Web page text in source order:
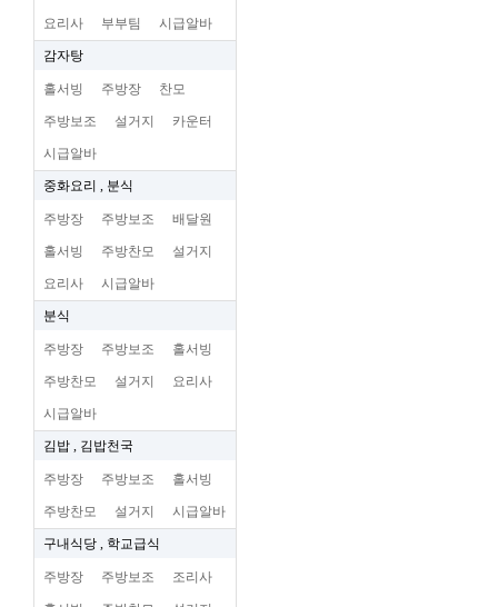
요리사 부부팀 시급알바
감자탕
홀서빙 주방장 찬모
주방보조 설거지 카운터
시급알바
중화요리 , 분식
주방장 주방보조 배달원
홀서빙 주방찬모 설거지
요리사 시급알바
분식
주방장 주방보조 홀서빙
주방찬모 설거지 요리사
시급알바
김밥 , 김밥천국
주방장 주방보조 홀서빙
주방찬모 설거지 시급알바
구내식당 , 학교급식
주방장 주방보조 조리사